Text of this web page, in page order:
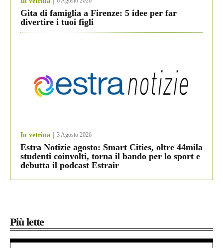
Gita di famiglia a Firenze: 5 idee per far
divertire i tuoi figli
In vetrina 3 Agosto 2026
Estra Notizie agosto: Smart Cities, oltre 44mila
studenti coinvolti, torna il bando per lo sport e
debutta il podcast Estrair
Più lette